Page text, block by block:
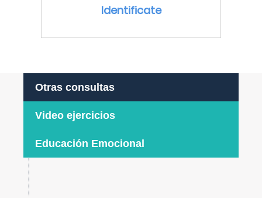
Identificate
Otras consultas
Video ejercicios
Educación Emocional